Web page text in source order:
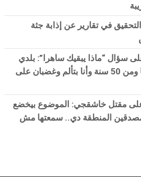
في تقارير عن إذابة جثة
سؤال “ماذا يبقيك ساهرا”: بلدي
فقط.. نايم صاحي بها ومن 50 سنة وأنا بتألم وغضبان على
مقتل خاشقجي: الموضوع بيخضع
المنطقة دي.. سمعتها مش